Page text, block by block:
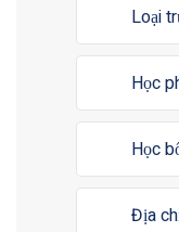
Loại
Học
Học
Địa